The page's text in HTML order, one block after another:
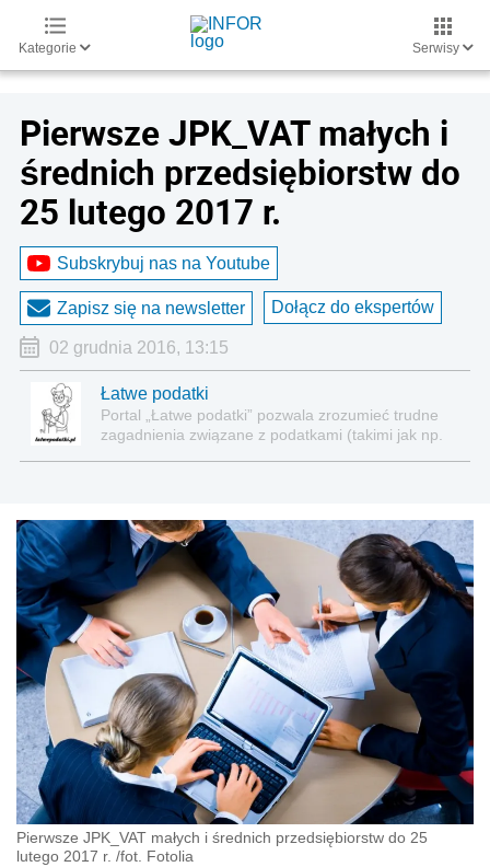
Kategorie Serwisy
Pierwsze JPK_VAT małych i
średnich przedsiębiorstw do
25 lutego 2017 r.
Subskrybuj nas na Youtube
Zapisz się na newsletter Dołącz do ekspertów
02 grudnia 2016, 13:15
Łatwe podatki
Portal „Łatwe podatki” pozwala zrozumieć trudne
zagadnienia związane z podatkami (takimi jak np.
Pierwsze JPK_VAT małych i średnich przedsiębiorstw do 25
lutego 2017 r. /fot. Fotolia